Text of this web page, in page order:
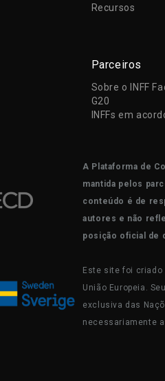
Recursos
Parceiros
Sobre o INFF
G20
INFFs em
A Plataforma de
mantida pelos
conteúdo é de
autores e não
posição oficial de
Este site foi criado
União Europeia.
exclusiva das
necessariamente